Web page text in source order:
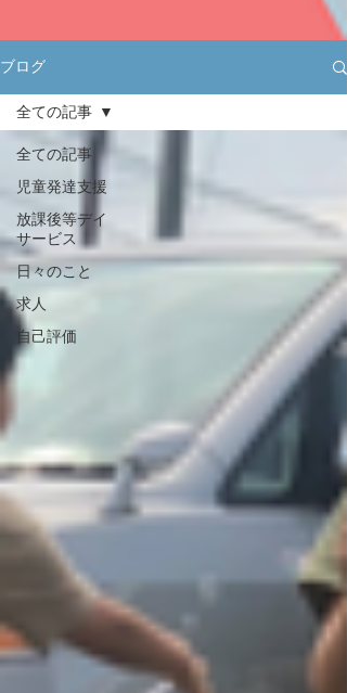
ブログ
全ての記事
児童発達支援
放課後等デイ
サービス
日々のこと
求人
自己評価
全ての記事